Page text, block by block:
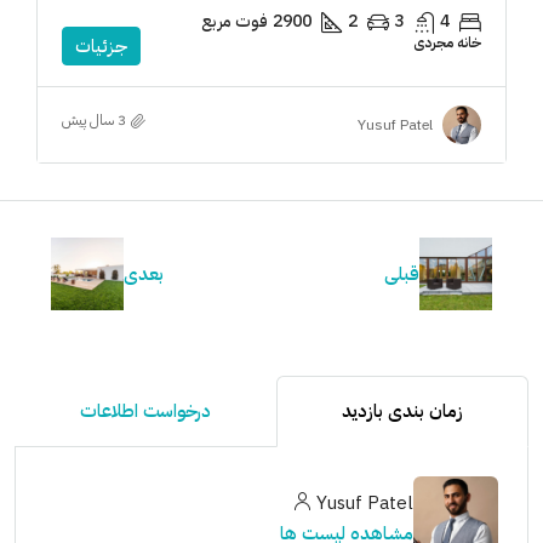
4
3
2
2900 فوت مربع
خانه مجردی جزئیات
Yusuf Patel 3 سال پیش
قبلی بعدی
زمان بندی بازدید درخواست اطلاعات
Yusuf Patel
مشاهده لیست ها